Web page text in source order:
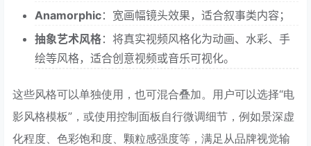
Anamorphic：宽画幅镜头效果，适合叙事类内容；
抽象艺术风格：将真实视频风格化为动画、水彩、手
绘等风格，适合创意视频或音乐可视化。
这些风格可以单独使用，也可混合叠加。用户可以选择“电
影风格模板”，或使用控制面板自行微调细节，例如景深虚
化程度、色彩饱和度、颗粒感强度等，满足从品牌视觉输